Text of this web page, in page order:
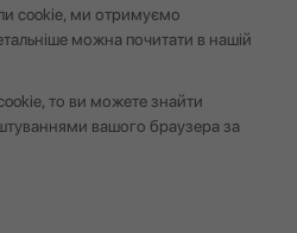
cookie, ми отримуємо
можна почитати в нашій
то ви можете знайти
вашого браузера за